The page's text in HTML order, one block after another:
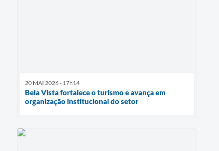
20 MAI 2026 - 17h14
Bela Vista fortalece o turismo e avança em
organização institucional do setor